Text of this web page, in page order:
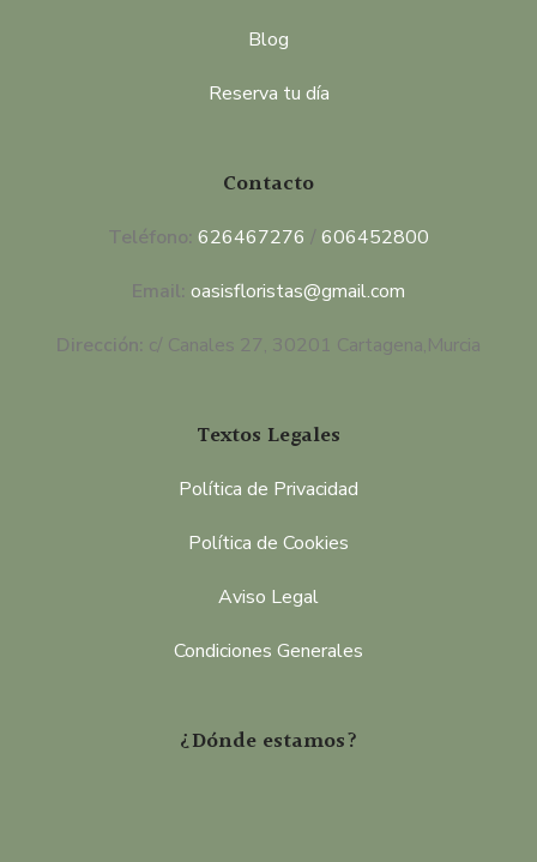
Blog
Reserva tu día
Contacto
Teléfono: 626467276 / 606452800
Email: oasisfloristas@gmail.com
Dirección: c/ Canales 27, 30201 Cartagena,Murcia
Textos Legales
Política de Privacidad
Política de Cookies
Aviso Legal
Condiciones Generales
¿Dónde estamos?